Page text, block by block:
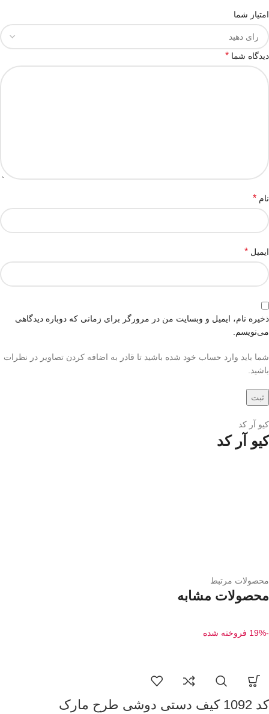
امتیاز شما
دیدگاه شما *
نام *
ایمیل *
ذخیره نام، ایمیل و وبسایت من در مرورگر برای زمانی که دوباره دیدگاهی
می‌نویسم.
شما باید وارد حساب خود شده باشید تا قادر به اضافه کردن تصاویر در نظرات
باشید.
کیو آر کد
کیو آر کد
محصولات مرتبط
محصولات مشابه
-19% فروخته شده
کد 1092 کیف دستی دوشی طرح مارک